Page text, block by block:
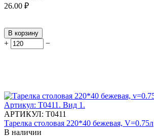
26.00 ₽
В корзину
+ −
АРТИКУЛ: Т0411
Тарелка столовая 220*40 бежевая, V=0.75л
В наличии